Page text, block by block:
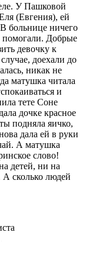
У Пашковой
(Евгения), ей
больнице ничего
помогали. Добрые
девочку к
доехали до
никак не
матушка читала
и
тете Соне
дочке красное
подняла яичко,
дала ей в руки
А матушка
слово!
детей, ни на
сколько людей